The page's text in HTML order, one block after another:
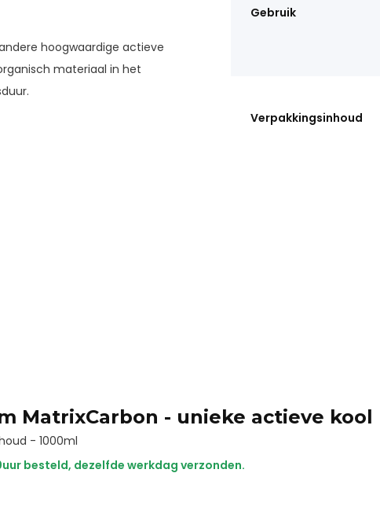
hoogwaardige actieve
materiaal in het
Gebruik
Verpakkingsinhoud
MatrixCarbon - unieke actieve kool
- 1000ml
besteld, dezelfde werkdag verzonden.